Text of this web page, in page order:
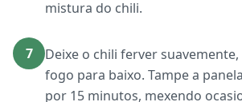
mistura do chili.
7
Deixe o chili ferver
fogo para baixo. Tampe a
por 15 minutos, mexendo